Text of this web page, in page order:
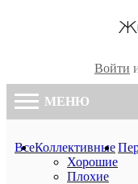
Войти
МЕНЮ
ВсеКоллективные
Хорошие
Плохие